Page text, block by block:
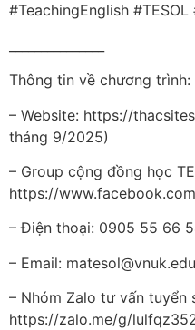
#TeachingEnglish #TESOL
Thông tin về chương trình:
– Website: https://
tháng 9/2025)
– Group cộng đồng học
https://
– Điện thoại: 0905 55 66
– Email:
– Nhóm Zalo tư vấn tuyển
https://zalo.me/g/